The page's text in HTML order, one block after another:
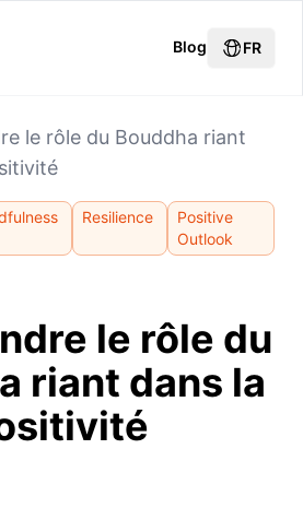
Blog FR
le rôle du Bouddha riant
Resilience
Positive
Outlook
le rôle du
riant dans la